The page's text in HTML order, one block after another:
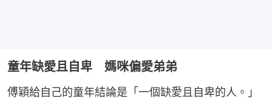
童年缺愛且自卑 媽咪偏愛弟弟
傅穎給自己的童年結論是「一個缺愛且自卑的人。」